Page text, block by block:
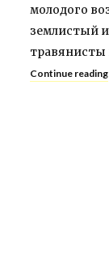
молодого
землистый
травянисты
Continue reading